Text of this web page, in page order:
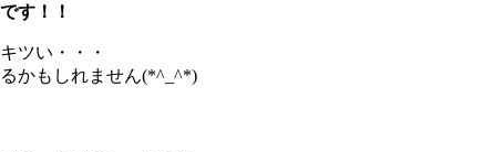
す！！
ツい・・・
かもしれません(*^_^*)